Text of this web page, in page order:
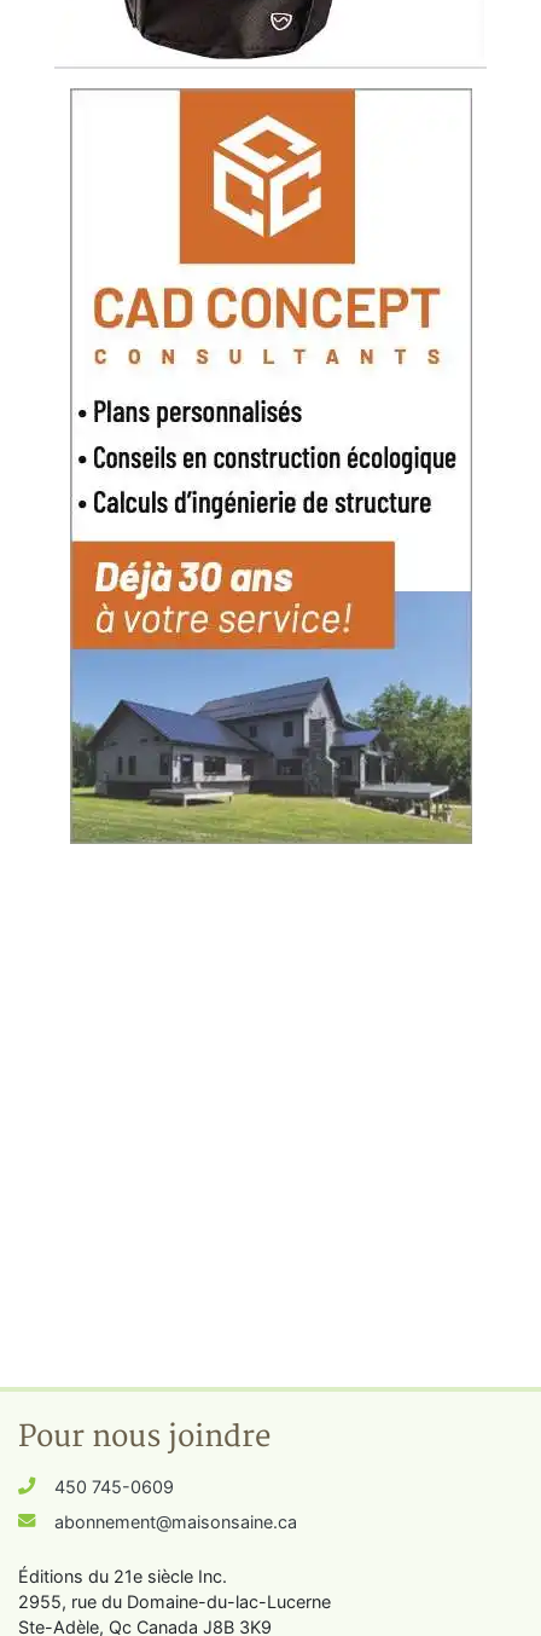
Pour nous joindre
450 745-0609
abonnement@maisonsaine.ca
Éditions du 21e siècle Inc.
2955, rue du Domaine-du-lac-Lucerne
Ste-Adèle, Qc Canada J8B 3K9